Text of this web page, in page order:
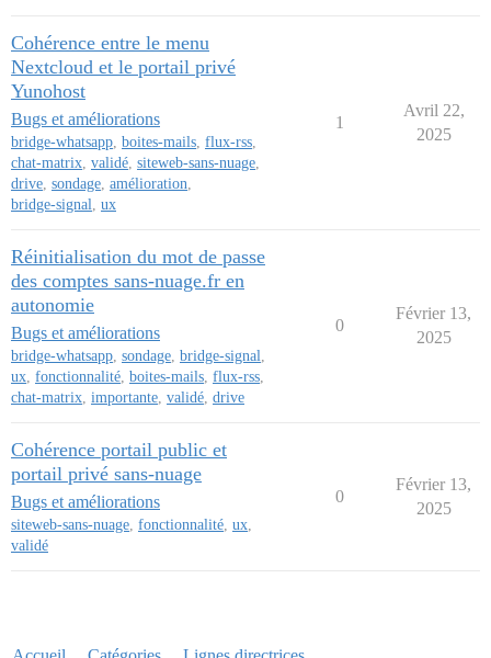
Cohérence entre le menu
Nextcloud et le portail privé
Yunohost
Bugs et améliorations
bridge-whatsapp, boites-mails, flux-rss,
chat-matrix, validé, siteweb-sans-nuage,
drive, sondage, amélioration,
bridge-signal, ux
1
Avril 22,
2025
Réinitialisation du mot de passe
des comptes sans-nuage.fr en
autonomie
Bugs et améliorations
bridge-whatsapp, sondage, bridge-signal,
ux, fonctionnalité, boites-mails, flux-rss,
chat-matrix, importante, validé, drive
0
Février 13,
2025
Cohérence portail public et
portail privé sans-nuage
Bugs et améliorations
siteweb-sans-nuage, fonctionnalité, ux,
validé
0
Février 13,
2025